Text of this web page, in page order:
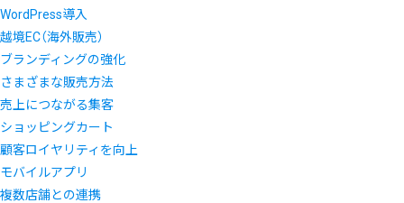
WordPress導入
越境EC（海外販売）
ブランディングの強化
さまざまな販売方法
売上につながる集客
ショッピングカート
顧客ロイヤリティを向上
モバイルアプリ
複数店舗との連携